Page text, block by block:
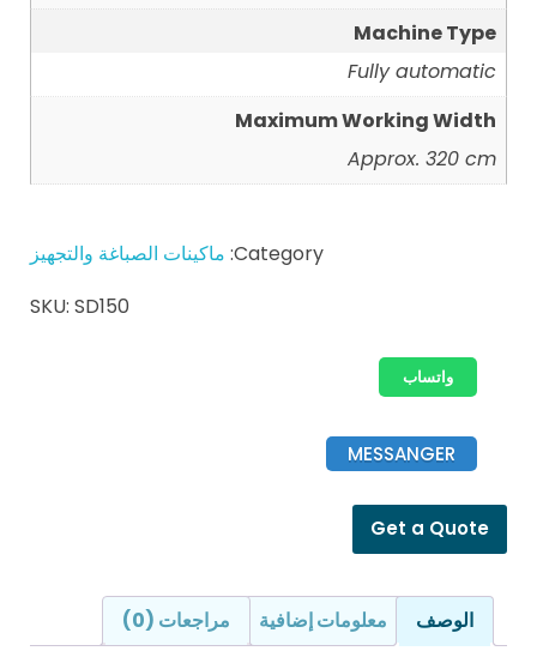
Machine Type
Fully automatic
Maximum Working Width
Approx. 320 cm
Category: ماكينات الصباغة والتجهيز
SKU: SD150
واتساب
MESSANGER
Get a Quote
الوصف معلومات إضافية مراجعات (0)